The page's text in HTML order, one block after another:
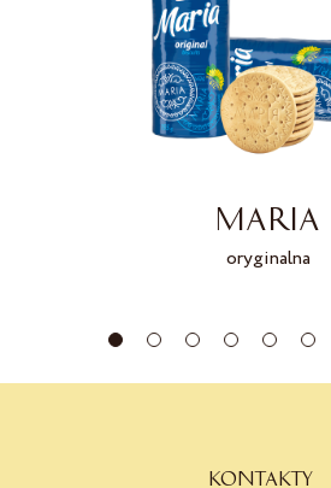
MARIA
oryginalna
KONTAKTY